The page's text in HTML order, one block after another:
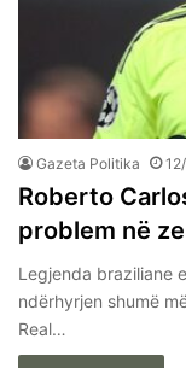
Gazeta Politika
Roberto
problem në
Legjenda braziliane
ndërhyrjen shumë
Real…